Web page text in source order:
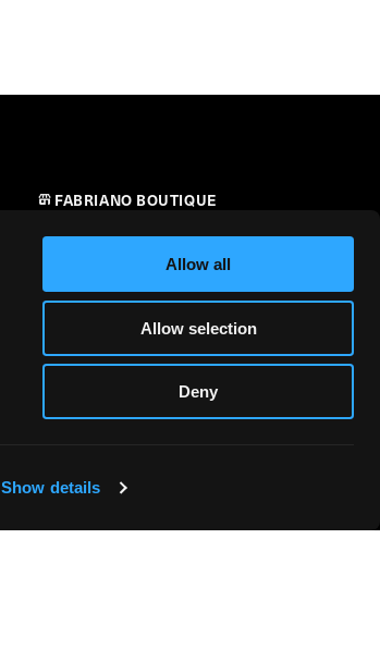
Show details
Allow all
Allow selection
Deny
FABRIANO BOUTIQUE
RIVENDITORI
SICUREZZA DEI PRODOTTI –